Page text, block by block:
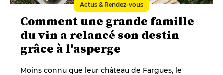
Actus & Rendez-vous
Comment une grande famille
du vin a relancé son destin
grâce à l'asperge
Moins connu que leur château de Fargues, le